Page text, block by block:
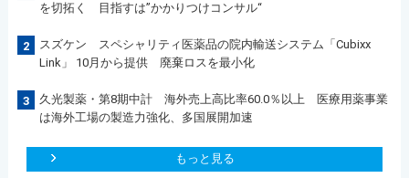
を切拓く 目指すは”かかりつけコンサル“
2
スズケン スペシャリティ医薬品の院内輸送システム「Cubixx
Link」 10月から提供 廃棄ロスを最小化
3
久光製薬・第8期中計 海外売上高比率60.0％以上 医療用薬事業
は海外工場の製造力強化、多国展開加速
もっと見る